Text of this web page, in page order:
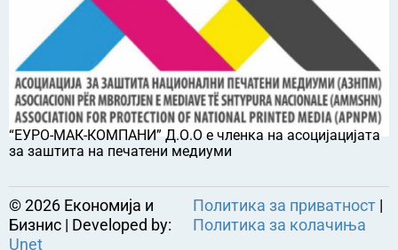
“ЕУРО-МАК-КОМПАНИ” Д.О.О е членка на асоцијацијата
за заштита на печатени медиуми
©2026 Економија и
Бизнис | Developed by:
Unet
Политика за приватност |
Политика за колачиња